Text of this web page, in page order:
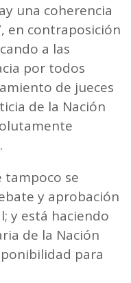
una coherencia
en contraposición
a las
por todos
de jueces
de la Nación
tampoco se
y aprobación
y está haciendo
de la Nación
para